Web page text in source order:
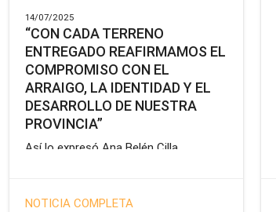
14/07/2025
“CON CADA TERRENO
ENTREGADO REAFIRMAMOS EL
COMPROMISO CON EL
ARRAIGO, LA IDENTIDAD Y EL
DESARROLLO DE NUESTRA
PROVINCIA”
Así lo expresó Ana Belén Cilla,
balance del trabajo del organismo en el
NOTICIA COMPLETA